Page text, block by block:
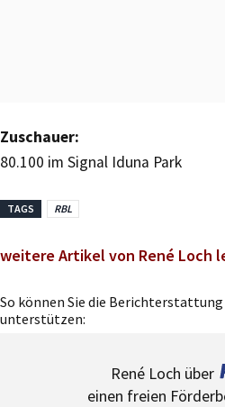
Zuschauer:
80.100 im Signal Iduna Park
TAGS RBL
weitere Artikel von René Loch
So können Sie die
unterstützen:
René Loch über
einen freien